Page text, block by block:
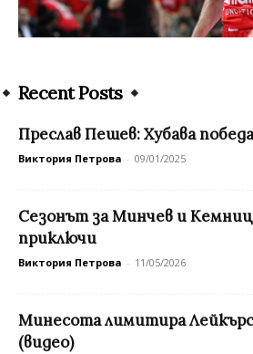
Recent Posts
Преслав Пешев: Хубава
Виктория Петрова - 09/01/2025
Сезонът за Минчев и
приключи
Виктория Петрова - 11/05/2026
Минесота лимитира
(видео)